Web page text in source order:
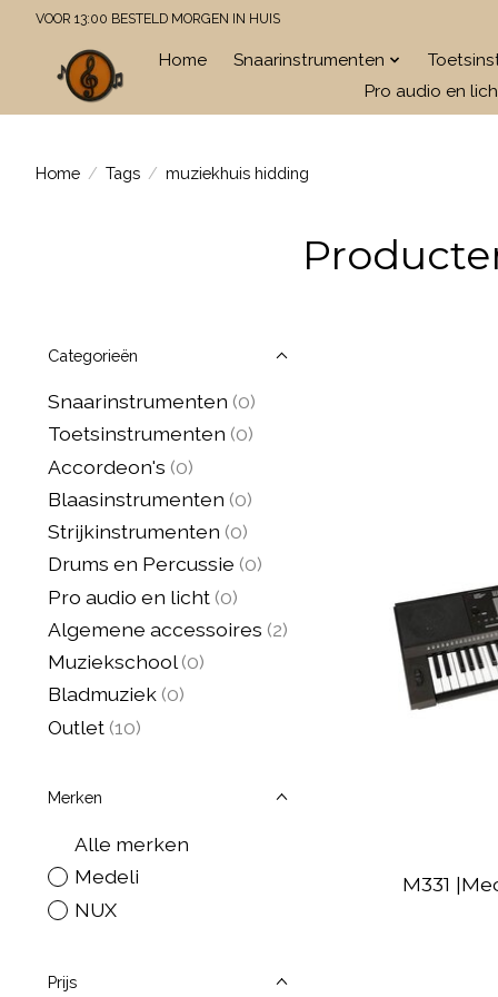
VOOR 13:00 BESTELD MORGEN IN HUIS
Home Snaarinstrumenten
Pro audio en
Home / Tags / muziekhuis hidding
Categorieën
Snaarinstrumenten (0)
Toetsinstrumenten (0)
Accordeon's (0)
Blaasinstrumenten (0)
Strijkinstrumenten (0)
Drums en Percussie (0)
Pro audio en licht (0)
Algemene accessoires (2)
Muziekschool (0)
Bladmuziek (0)
Outlet (10)
Merken
Alle merken
Medeli
NUX
Prijs
M331